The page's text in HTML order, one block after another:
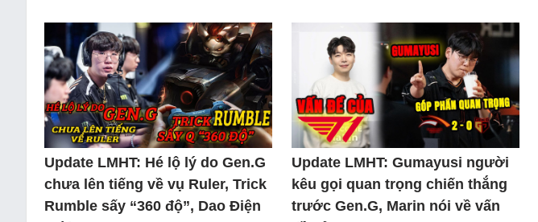
Update LMHT: Hé lộ lý do Gen.G
chưa lên tiếng về vụ Ruler, Trick
Rumble sấy “360 độ”, Dao Điện
Update LMHT: Gumayusi người
kêu gọi quan trọng chiến thắng
trước Gen.G, Marin nói về vấn